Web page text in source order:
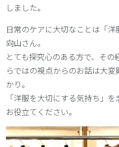
しました。
日常のケアに大切なことは「
向山さん。
とても探究心のある方で、そ
らではの視点からのお話は大
かり。
「洋服を大切にする気持ち」
お役立てください。